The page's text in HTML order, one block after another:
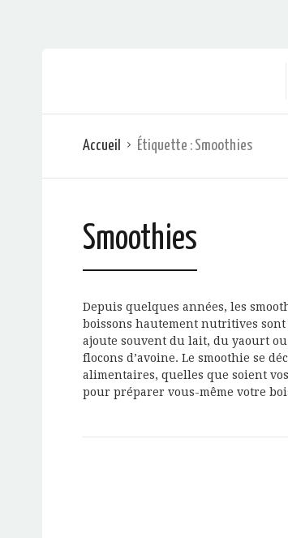
Accueil Étiquette : Smoothies
Smoothies
Depuis quelques années, les
boissons hautement nutritives
ajoute souvent du lait, du yaourt
flocons d’avoine. Le smoothie se
alimentaires, quelles que soient
pour préparer vous-même votre